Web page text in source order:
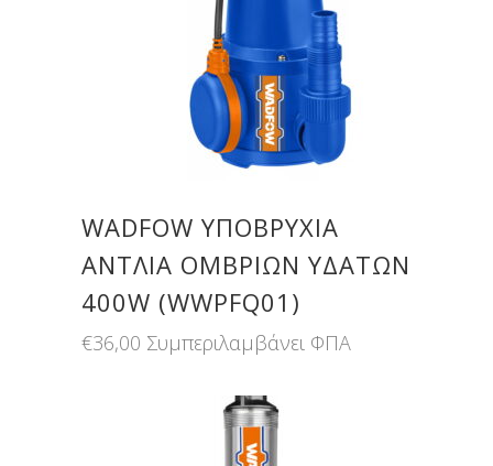
WADFOW ΥΠΟΒΡΥΧΙΑ
ΑΝΤΛΙΑ ΟΜΒΡΙΩΝ ΥΔΑΤΩΝ
400W (WWPFQ01)
€36,00 Συμπεριλαμβάνει ΦΠΑ